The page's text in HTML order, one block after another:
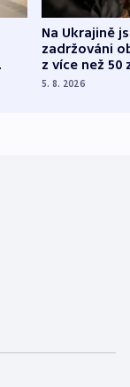
Na Ukrajině
zadržováni
z více než 50
Bojovali na
5. 8. 2026